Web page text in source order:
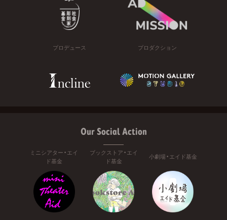
プロデュース プロダクション
Our Social Action
ミニシアター・エイ
ド基金
ブックストア・エイ
ド基金
小劇場・エイド基金